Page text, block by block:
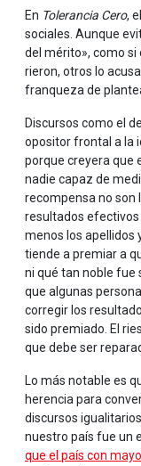
En Tolerancia Cero,
sociales. Aunque
del mérito», como si
rieron, otros lo
franqueza de
Discursos como el
opositor frontal a la
porque creyera que
nadie capaz de
recompensa no son
resultados efectivos
menos los apellidos
tiende a premiar a
ni qué tan noble fue
que algunas
corregir los
sido premiado. El
que debe ser
Lo más notable es
herencia para
discursos
nuestro país fue un
que el país con